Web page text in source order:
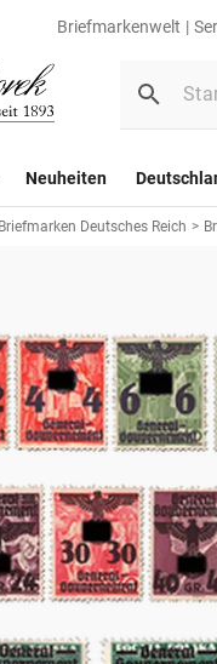
Briefmarkenwelt
Neuheiten
Briefmarken Deutsches Reich >